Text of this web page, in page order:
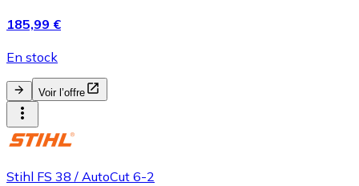
185,99 €
En stock
Voir l’offre
Stihl FS 38 / AutoCut 6-2